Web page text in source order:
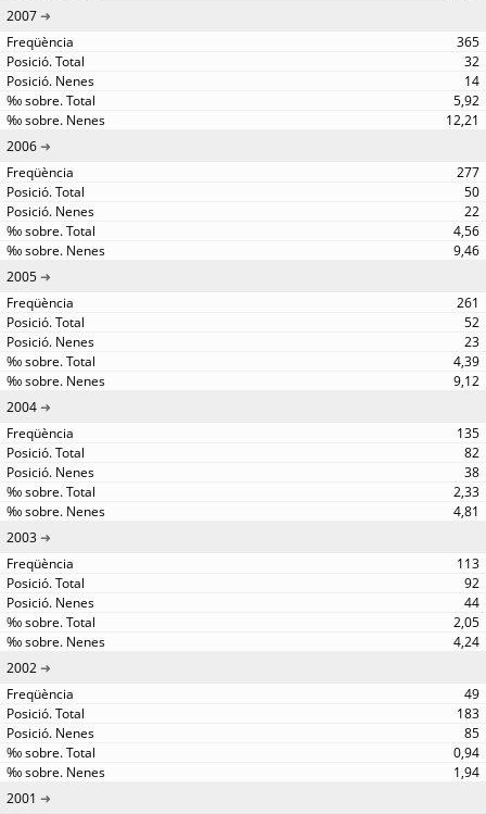
2007
365
32
14
5,92
12,21
2006
277
50
22
4,56
9,46
2005
261
52
23
4,39
9,12
2004
135
82
38
2,33
4,81
2003
113
92
44
2,05
4,24
2002
49
183
85
0,94
1,94
2001